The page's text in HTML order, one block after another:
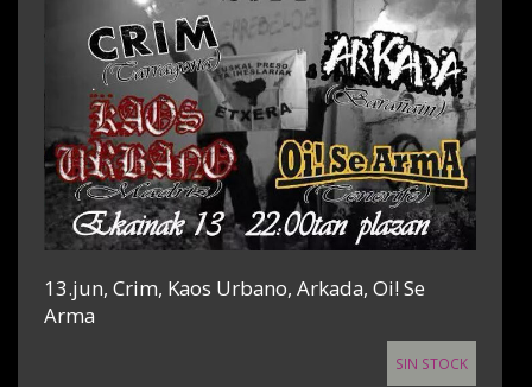
13.jun, Crim, Kaos Urbano, Arkada, Oi! Se
Arma
SIN STOCK